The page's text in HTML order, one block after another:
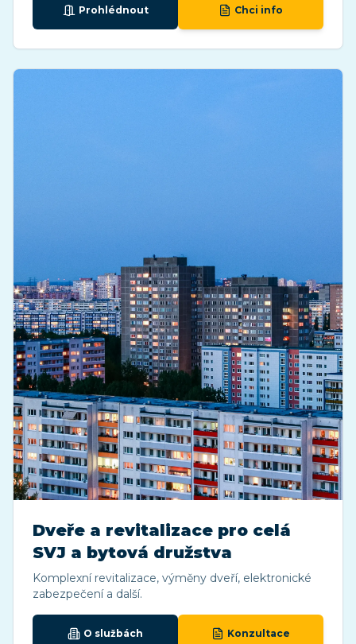
Prohlédnout Chci info
Dveře a revitalizace pro celá
SVJ a bytová družstva
Komplexní revitalizace, výměny dveří, elektronické
zabezpečení a další.
O službách Konzultace